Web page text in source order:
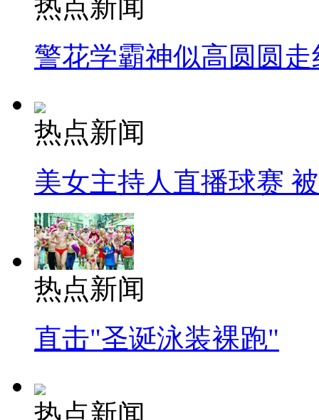
热点新闻
警花学霸神似高圆圆走
热点新闻
美女主持人直播球赛
热点新闻
直击"圣诞泳装裸跑"
热点新闻